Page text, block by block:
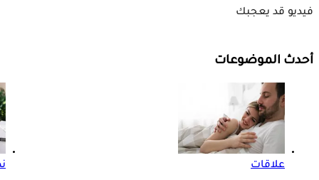
فيديو قد يعجبك
أحدث الموضوعات
علاقات